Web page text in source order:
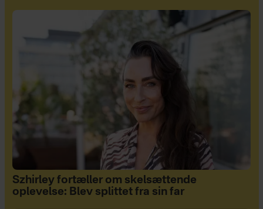
Szhirley fortæller om skelsættende
oplevelse: Blev splittet fra sin far